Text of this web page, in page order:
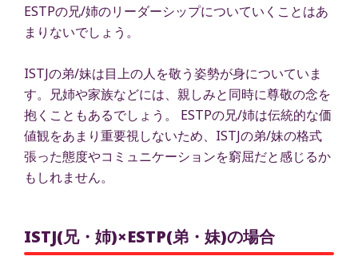
ESTPの兄/姉のリーダーシップについていくことはあ
まりないでしょう。
ISTJの弟/妹は目上の人を敬う姿勢が身についていま
す。兄姉や家族などには、親しみと同時に尊敬の念を
抱くこともあるでしょう。 ESTPの兄/姉は伝統的な価
値観をあまり重要視しないため、ISTJの弟/妹の格式
張った態度やコミュニケーションを窮屈だと感じるか
もしれません。
ISTJ(兄・姉)×ESTP(弟・妹)の場合